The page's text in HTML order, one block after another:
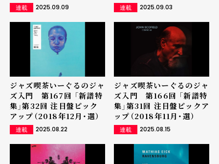
連載 2025.09.09 連載 2025.09.03
ジャズ喫茶いーぐるのジャ
ズ入門 第167回 「新譜特
集」第32回 注目盤ピック
アップ（2018年12月・選）
連載 2025.08.22
ジャズ喫茶いーぐるのジャ
ズ入門 第166回 「新譜特
集」第31回 注目盤ピックア
ップ（2018年11月・選）
連載 2025.08.15